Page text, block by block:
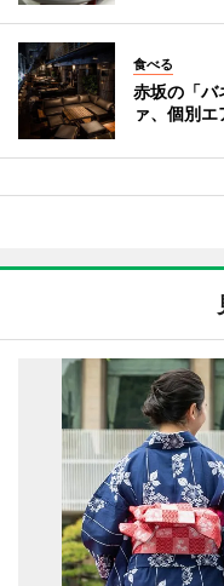
食べる
赤坂の「
ァ、個別エ